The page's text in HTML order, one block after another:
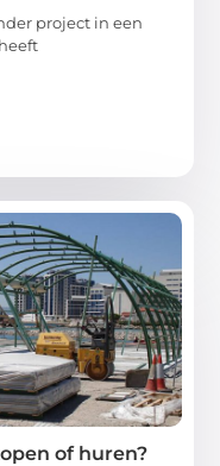
project in een
of huren?